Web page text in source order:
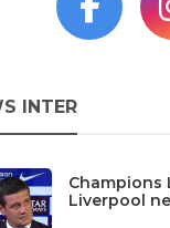
INTER
Champions
Liverpool